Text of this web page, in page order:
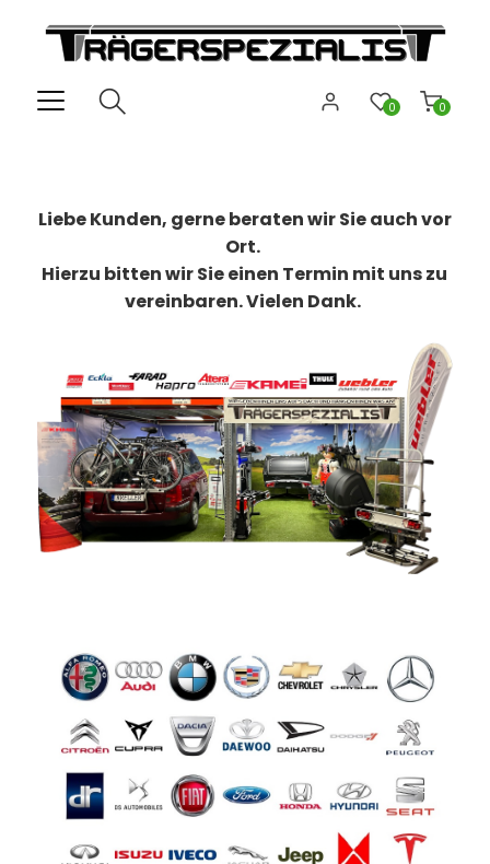
0
0
Liebe Kunden, gerne beraten wir Sie auch vor
Ort.
Hierzu bitten wir Sie einen Termin mit uns zu
vereinbaren. Vielen Dank.